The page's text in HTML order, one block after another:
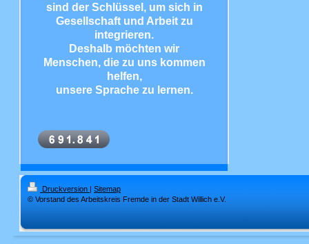
sind der Schlüssel, um sich in
Gesellschaft und Arbeit zu
integrieren.
Deshalb möchten wir
Menschen, die zu uns kommen
helfen,
unsere Sprache zu lernen.
Druckversion | Sitemap
© Vorstand des Arbeitskreis Fremde in der Stadt Willich e.V.